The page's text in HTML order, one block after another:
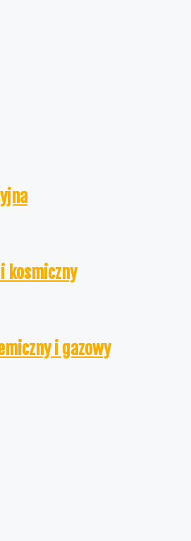
kosmiczny
i gazowy